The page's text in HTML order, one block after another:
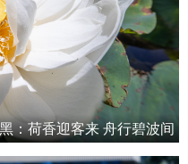
：荷香迎客来 舟行碧波间